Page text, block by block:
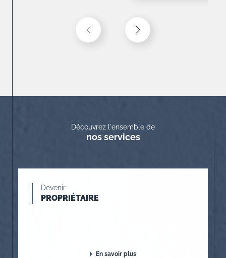
Découvrez l'ensemble de
nos services
Devenir
PROPRIÉTAIRE
En savoir plus